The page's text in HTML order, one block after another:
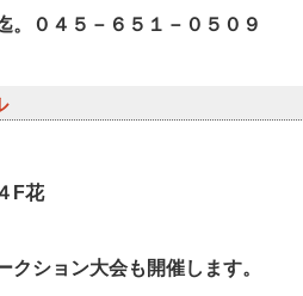
。０４５－６５１－０５０９
F花
ション大会も開催します。